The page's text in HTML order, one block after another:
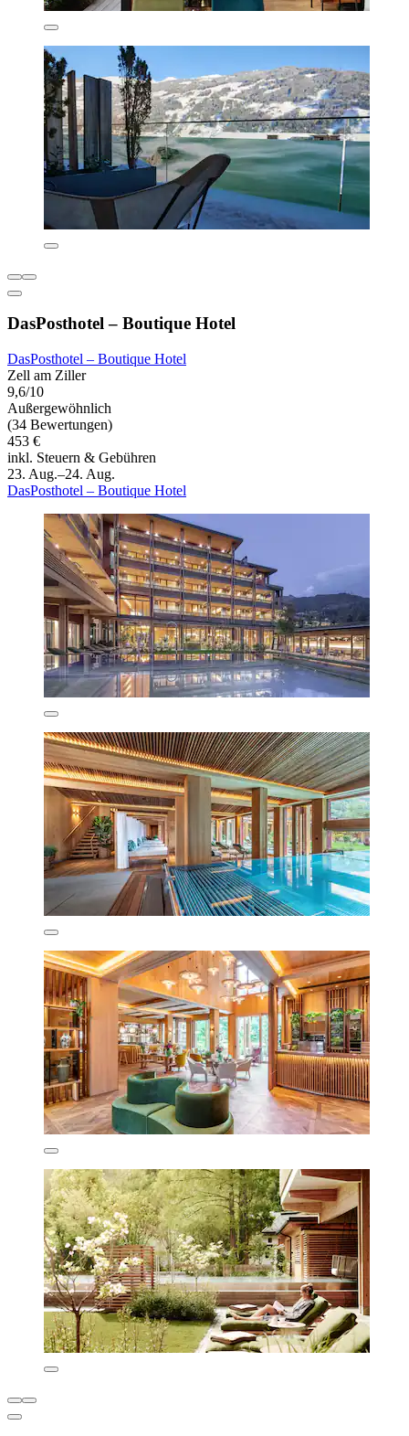
DasPosthotel – Boutique Hotel
DasPosthotel – Boutique Hotel
Zell am Ziller
9,6/10
Außergewöhnlich
(34 Bewertungen)
453 €
inkl. Steuern & Gebühren
23. Aug.–24. Aug.
DasPosthotel – Boutique Hotel